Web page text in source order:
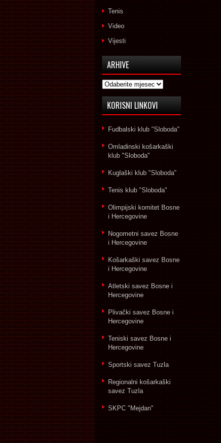
Tenis
Video
Vijesti
ARHIVE
Arhive
KORISNI LINKOVI
Fudbalski klub "Sloboda"
Omladinski košarkaški
klub "Sloboda"
Kuglaški klub "Sloboda"
Tenis klub "Sloboda"
Olimpijski komitet Bosne
i Hercegovine
Nogometni savez Bosne
i Hercegovine
Košarkaški savez Bosne
i Hercegovine
Atletski savez Bosne i
Hercegovine
Plivački savez Bosne i
Hercegovine
Teniski savez Bosne i
Hercegovine
Sportski savez Tuzla
Regionalni košarkaški
savez Tuzla
SKPC "Mejdan"